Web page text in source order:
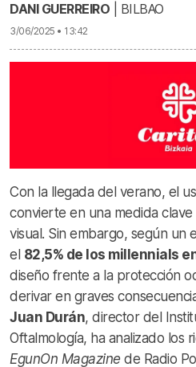
DANI GUERREIRO | BILBAO
3/06/2025 • 13:42
Con la llegada del verano, el
convierte en una medida
visual. Sin embargo, según un
el 82,5% de los millennials
diseño frente a la protección
derivar en graves
Juan Durán, director del
Oftalmología, ha analizado los
EgunOn Magazinede Radio